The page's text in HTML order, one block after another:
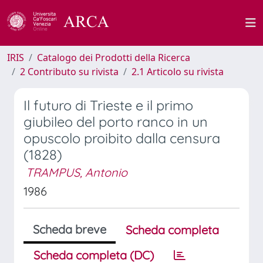
IRIS
Catalogo dei Prodotti della Ricerca
2 Contributo su rivista
2.1 Articolo su rivista
Il futuro di Trieste e il primo
giubileo del porto ranco in un
opuscolo proibito dalla censura
(1828)
TRAMPUS, Antonio
1986
Scheda breve
Scheda completa
Scheda completa (DC)